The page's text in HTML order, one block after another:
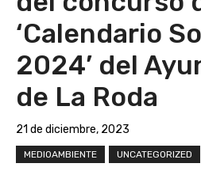
‘Calendario
2024’ del
de La Roda
21 de diciembre, 2023
MEDIOAMBIENTE UNCATEGORIZED